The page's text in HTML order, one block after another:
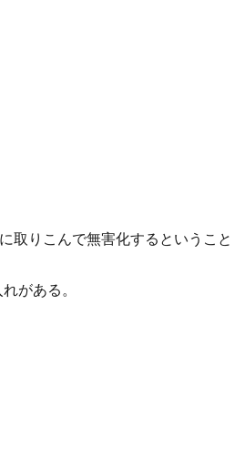
取りこんで無害化するということ
がある。